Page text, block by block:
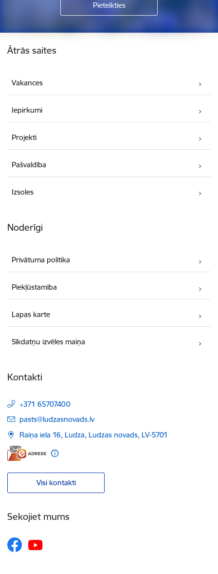
Kājene
Ātrās saites
Vakances
Iepirkumi
Projekti
Pašvaldība
Izsoles
Noderīgi
Privātuma politika
Piekļūstamība
Lapas karte
Sīkdatņu izvēles maiņa
Kontakti
+371 65707400
E-pasts:
pasts@ludzasnovads.lv
Raiņa iela 16, Ludza, Ludzas novads, LV-5701
Visi kontakti
Sekojiet mums